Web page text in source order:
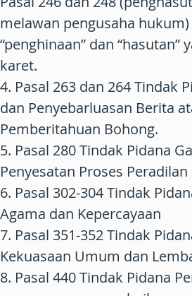
melawan pengusaha
“penghinaan” dan “hasutan”
karet.
4. Pasal 263 dan 264 Tindak
dan Penyebarluasan Berita
Pemberitahuan Bohong.
5. Pasal 280 Tindak Pidana
Penyesatan Proses Peradilan
6. Pasal 302-304 Tindak
Agama dan Kepercayaan
7. Pasal 351-352 Tindak
Kekuasaan Umum dan
8. Pasal 440 Tindak Pidana